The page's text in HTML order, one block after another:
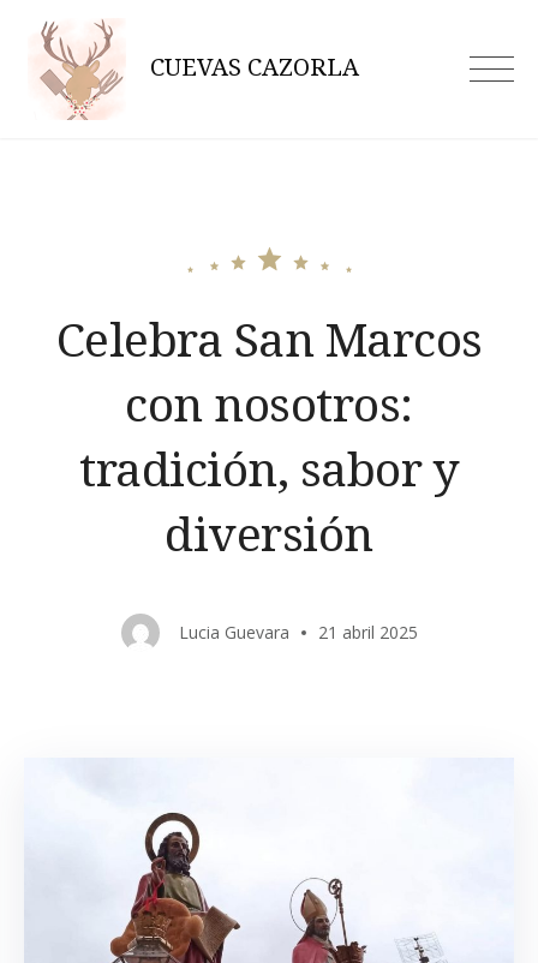
content
CUEVAS CAZORLA
Celebra San Marcos
con nosotros:
tradición, sabor y
diversión
Lucia Guevara 21 abril 2025